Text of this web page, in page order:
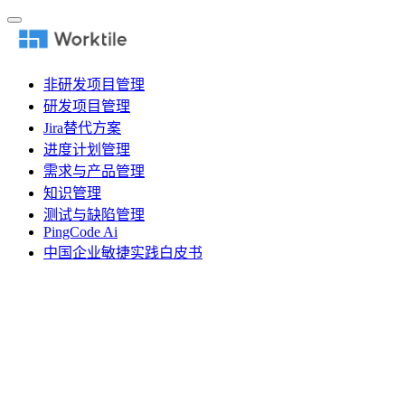
非研发项目管理
研发项目管理
Jira替代方案
进度计划管理
需求与产品管理
知识管理
测试与缺陷管理
PingCode Ai
中国企业敏捷实践白皮书